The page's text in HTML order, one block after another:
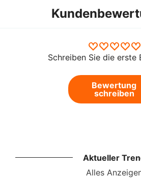
Schreiben Sie die erste
Bewertung
schreiben
Aktueller
Alles